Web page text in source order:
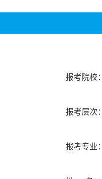
报考院校：
报考层次：
报考专业：